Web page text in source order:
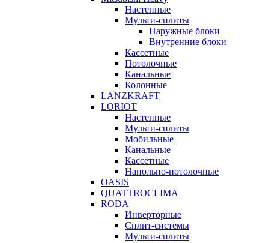
Настенные
Мульти-сплиты
Наружные блоки
Внутренние блоки
Кассетные
Потолочные
Канальные
Колонные
LANZKRAFT
LORIOT
Настенные
Мульти-сплиты
Мобильные
Канальные
Кассетные
Напольно-потолочные
OASIS
QUATTROCLIMA
RODA
Инверторные
Сплит-системы
Мульти-сплиты